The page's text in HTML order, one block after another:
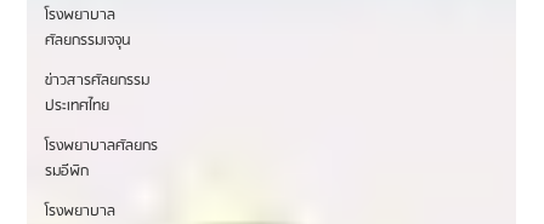
โรงพยาบาล
ศัลยกรรมเจจุน
ข่าวสารศัลยกรรม
ประเทศไทย
โรงพยาบาลศัลยกร
รมอีพิก
โรงพยาบาล